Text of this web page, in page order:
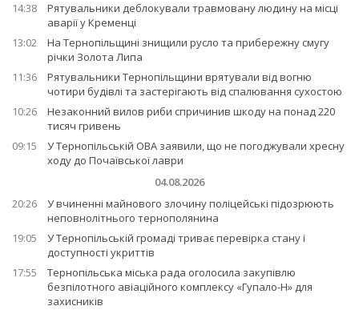
14:38
Рятувальники деблокували травмовану людину на місці
аварії у Кременці
13:02
На Тернопільщині знищили русло та прибережну смугу
річки Золота Липа
11:36
Рятувальники Тернопільщини врятували від вогню
чотири будівлі та застерігають від спалювання сухостою
10:26
Незаконний вилов риби спричинив шкоду на понад 220
тисяч гривень
09:15
У Тернопільській ОВА заявили, що не погоджували хресну
ходу до Почаївської лаври
04.08.2026
20:26
У вчиненні майнового злочину поліцейські підозрюють
неповнолітнього тернополянина
19:05
У Тернопільській громаді триває перевірка стану і
доступності укриттів
17:55
Тернопільська міська рада оголосила закупівлю
безпілотного авіаційного комплексу «Гупало-Н» для
захисників